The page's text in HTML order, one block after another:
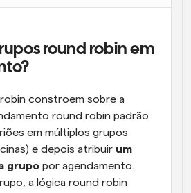
round robin em
constroem sobre a
round robin padrão
em múltiplos grupos
e depois atribuir um
grupo por agendamento.
a lógica round robin